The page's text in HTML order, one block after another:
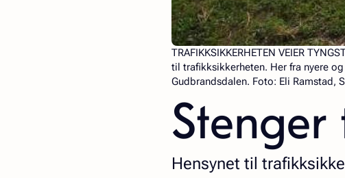
TRAFIKKSIKKERHETEN VEIER
til trafikksikkerheten. Her fra nyere
Gudbrandsdalen. Foto: Eli Ramstad,
Stenger
Hensynet til